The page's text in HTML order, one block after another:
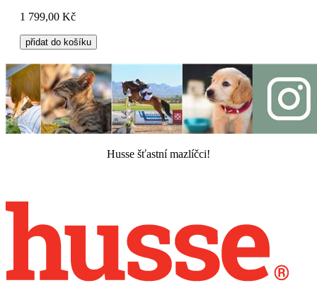
1 799,00 Kč
přidat do košíku
Husse šťastní mazlíčci!